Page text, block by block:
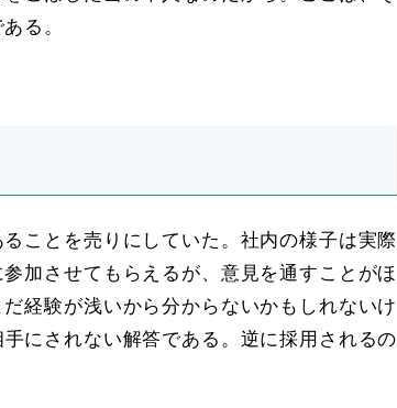
る。
ことを売りにしていた。社内の様子は実際
加させてもらえるが、意見を通すことがほ
だ経験が浅いから分からないかもしれないけ
手にされない解答である。逆に採用されるの